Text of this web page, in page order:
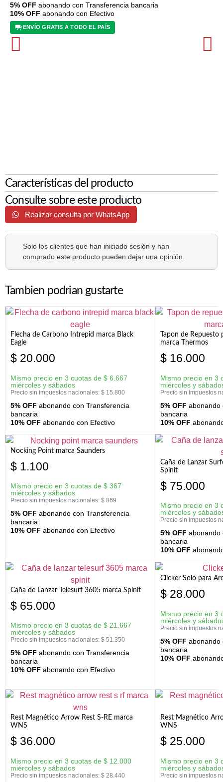
5% OFF abonando con Transferencia bancaria
10% OFF abonando con Efectivo
ENVÍO GRATIS A TODO EL PAÍS
Características del producto
Consulte sobre este producto
Realizar consulta por WhatsApp
Solo los clientes que han iniciado sesión y han
comprado este producto pueden dejar una opinión.
Tambien podrian gustarte
Flecha de Carbono Intrepid marca Black
Eagle
$ 20.000
Mismo precio en 3 cuotas de $ 6.667
miércoles y sábados
Precio sin impuestos nacionales: $ 15.800
5% OFF abonando con Transferencia
bancaria
10% OFF abonando con Efectivo
Tapon de Repuesto
marca Thermos
$ 16.000
Mismo precio en 3
miércoles y
Precio sin impuestos
5% OFF abonando
bancaria
10% OFF
Nocking Point marca Saunders
$ 1.100
Mismo precio en 3 cuotas de $ 367
miércoles y sábados
Precio sin impuestos nacionales: $ 869
5% OFF abonando con Transferencia
bancaria
10% OFF abonando con Efectivo
Caña de Lanzar
Spinit
$ 75.000
Mismo precio en 3
miércoles y
Precio sin impuestos
5% OFF abonando
bancaria
10% OFF
Caña de Lanzar Telesurf 3605 marca Spinit
$ 65.000
Mismo precio en 3 cuotas de $ 21.667
miércoles y sábados
Precio sin impuestos nacionales: $ 51.350
5% OFF abonando con Transferencia
bancaria
10% OFF abonando con Efectivo
Clicker Solo para
$ 28.000
Mismo precio en 3
miércoles y
Precio sin impuestos
5% OFF abonando
bancaria
10% OFF
Rest Magnético Arrow Rest S-RE marca
WNS
$ 36.000
Mismo precio en 3 cuotas de $ 12.000
miércoles y sábados
Precio sin impuestos nacionales: $ 28.440
Rest Magnético
WNS
$ 25.000
Mismo precio en 3
miércoles y
Precio sin impuestos